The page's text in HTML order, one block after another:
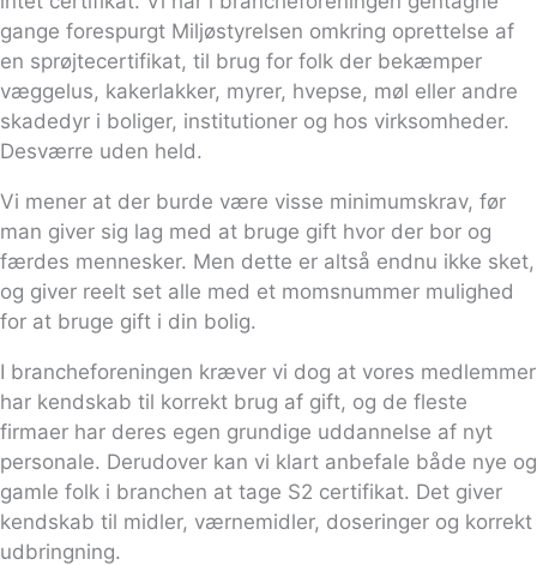
gange forespurgt Miljøstyrelsen omkring oprettelse af
en sprøjtecertifikat, til brug for folk der bekæmper
væggelus, kakerlakker, myrer, hvepse, møl eller andre
skadedyr i boliger, institutioner og hos virksomheder.
Desværre uden held.
Vi mener at der burde være visse minimumskrav, før
man giver sig lag med at bruge gift hvor der bor og
færdes mennesker. Men dette er altså endnu ikke sket,
og giver reelt set alle med et momsnummer mulighed
for at bruge gift i din bolig.
I brancheforeningen kræver vi dog at vores medlemmer
har kendskab til korrekt brug af gift, og de fleste
firmaer har deres egen grundige uddannelse af nyt
personale. Derudover kan vi klart anbefale både nye og
gamle folk i branchen at tage S2 certifikat. Det giver
kendskab til midler, værnemidler, doseringer og korrekt
udbringning.